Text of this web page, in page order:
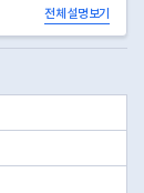
전체 설명보기